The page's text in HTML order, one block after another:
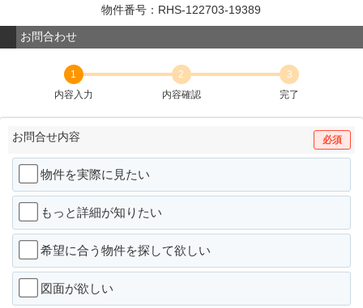
物件番号：RHS-122703-19389
お問合わせ
1
内容入力
2
内容確認
3
完了
お問合せ内容 必須
物件を実際に見たい
もっと詳細が知りたい
希望に合う物件を探して欲しい
図面が欲しい